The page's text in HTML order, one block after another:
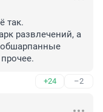
так.
развлечений, а
обшарпанные
+24 –2